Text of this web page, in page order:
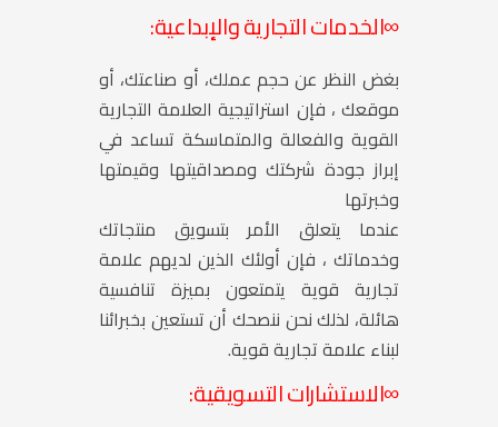
∞الخدمات التجارية والإبداعية:
بغض النظر عن حجم عملك، أو صناعتك، أو
موقعك ، فإن استراتيجية العلامة التجارية
القوية والفعالة والمتماسكة تساعد في
إبراز جودة شركتك ومصداقيتها وقيمتها
وخبرتها
عندما يتعلق الأمر بتسويق منتجاتك
وخدماتك ، فإن أولئك الذين لديهم علامة
تجارية قوية يتمتعون بميزة تنافسية
هائلة، لذلك نحن ننصحك أن تستعين بخبرائنا
لبناء علامة تجارية قوية.
∞الاستشارات التسويقية: